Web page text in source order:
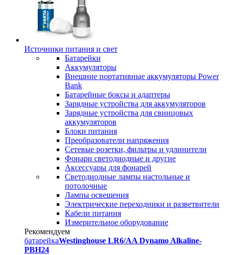
Источники питания и свет
Батарейки
Аккумуляторы
Внешние портативные аккумуляторы Power
Bank
Батарейные боксы и адаптеры
Зарядные устройства для аккумуляторов
Зарядные устройства для свинцовых
аккумуляторов
Блоки питания
Преобразователи напряжения
Сетевые розетки, фильтры и удлинители
Фонари светодиодные и другие
Аксессуары для фонарей
Светодиодные лампы настольные и
потолочные
Лампы освещения
Электрические переходники и разветвители
Кабели питания
Измерительное оборудование
Рекомендуем
батарейкаWestinghouse LR6/AA Dynamo Alkaline-
PBH24